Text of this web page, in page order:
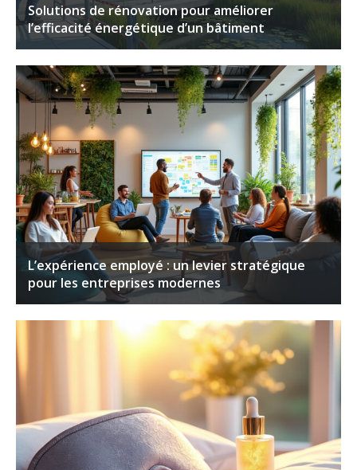
Solutions de rénovation pour améliorer
l’efficacité énergétique d’un bâtiment
L’expérience employé : un levier stratégique
pour les entreprises modernes